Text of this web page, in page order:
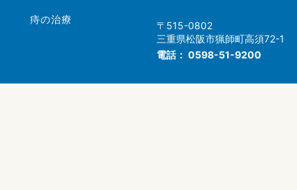
痔の治療
〒515-0802
三重県松阪市猟師町高須72-1
電話： 0598-51-9200